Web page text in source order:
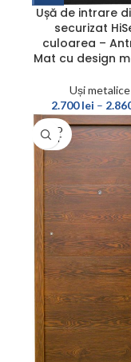
Ușă de intrare
securizat
culoarea –
Mat cu design
Uși metalice
2.700lei –
SOLD
OUT